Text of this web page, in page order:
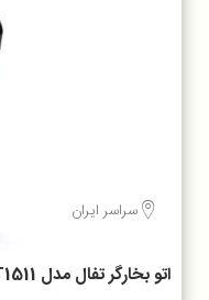
سراسر ایران
اتو بخارگر تفال مدل QT1511